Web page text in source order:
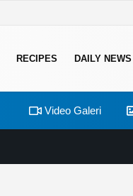
RECIPES DAILY NEWS
Video Galeri